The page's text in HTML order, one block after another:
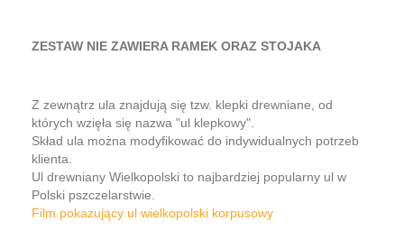
ZESTAW NIE ZAWIERA RAMEK ORAZ STOJAKA
Z zewnątrz ula znajdują się tzw. klepki drewniane, od
których wzięła się nazwa "ul klepkowy".
Skład ula można modyfikować do indywidualnych potrzeb
klienta.
Ul drewniany Wielkopolski to najbardziej popularny ul w
Polski pszczelarstwie.
Film pokazujący ul wielkopolski korpusowy